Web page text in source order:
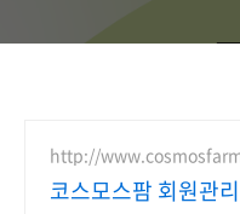
http://
코스모스팜 회원관리